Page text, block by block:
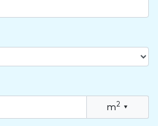
m2 ▾